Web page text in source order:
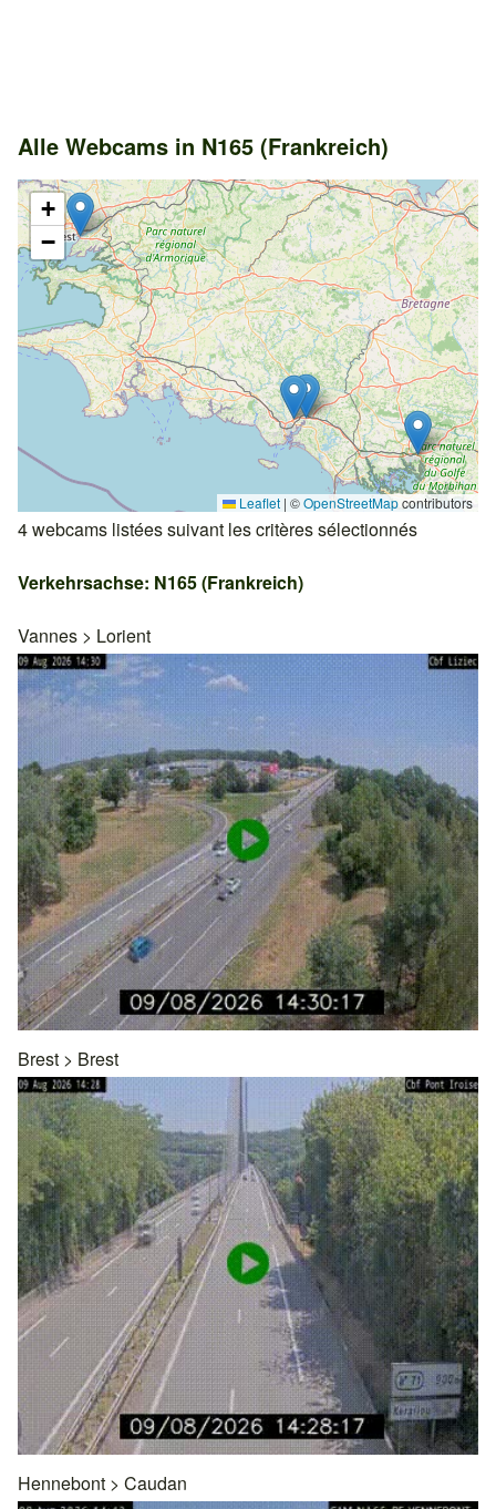
Alle Webcams in N165 (Frankreich)
+
−
Leaflet | ©OpenStreetMapcontributors
4 webcams listées suivant les critères sélectionnés
Verkehrsachse: N165 (Frankreich)
Vannes > Lorient
Brest > Brest
Hennebont > Caudan